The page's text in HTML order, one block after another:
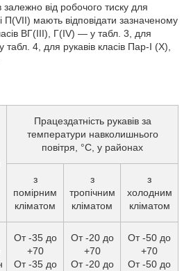
залежно від робочого тиску для
П(VII) мають відповідати зазначеному
ВГ(III), Г(IV) — у табл. 3, для
табл. 4, для рукавів класів Пар-I (X),
Працездатність рукавів за
температури навколишнього
повітря, °C, у районах
з
помірним
кліматом
з
тропічним
кліматом
з
холодним
кліматом
От -35 до
+70
От -35 до
От -20 до
+70
От -20 до
От -50 до
+70
От -50 до